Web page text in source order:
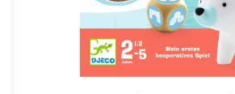
Meeresbrise
Der Zauberer Und Das Kristallzepter